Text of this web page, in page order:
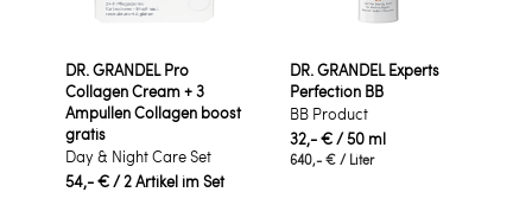
DR. GRANDEL Pro
Collagen Cream + 3
Ampullen Collagen boost
gratis
Day & Night Care Set
54,- €/ 2 Artikel im Set
DR. GRANDEL Experts
Perfection BB
BB Product
32,- €/ 50 ml
640,- € / Liter